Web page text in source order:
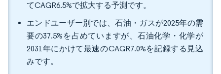
てCAGR6.5%で拡大する予測です。
エンドユーザー別では、石油・ガスが2025年の需
要の37.5%を占めていますが、石油化学・化学が
2031年にかけて最速のCAGR7.0%を記録する見込
みです。